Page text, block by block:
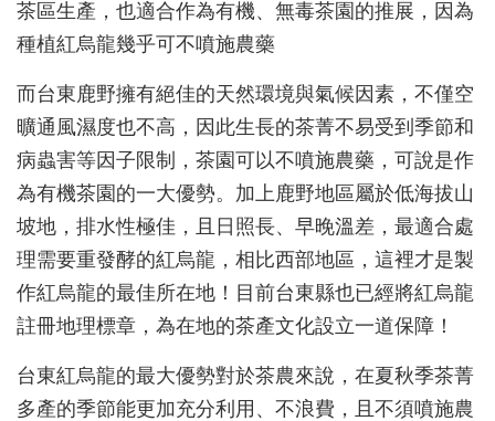
茶區生產，也適合作為有機、無毒茶園的推展，因為
種植紅烏龍幾乎可不噴施農藥
而台東鹿野擁有絕佳的天然環境與氣候因素，不僅空
曠通風濕度也不高，因此生長的茶菁不易受到季節和
病蟲害等因子限制，茶園可以不噴施農藥，可說是作
為有機茶園的一大優勢。加上鹿野地區屬於低海拔山
坡地，排水性極佳，且日照長、早晚溫差，最適合處
理需要重發酵的紅烏龍，相比西部地區，這裡才是製
作紅烏龍的最佳所在地！目前台東縣也已經將紅烏龍
註冊地理標章，為在地的茶產文化設立一道保障！
台東紅烏龍的最大優勢對於茶農來說，在夏秋季茶菁
多產的季節能更加充分利用、不浪費，且不須噴施農